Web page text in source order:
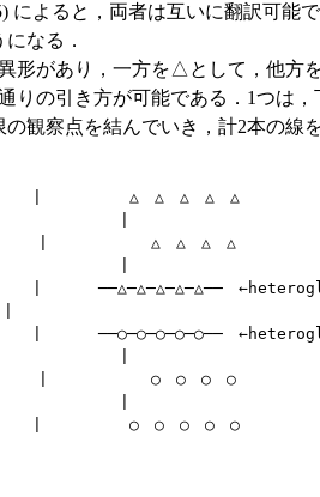
によると，両者は互いに翻訳可
なる．
形があり，一方を△として，他方
りの引き方が可能である．1つは
観察点を結んでいき，計2本の線
　　　　△　△　△　△　△
　　　　　△　△　△　△
　　──△─△─△─△─△──　
　　──○─○─○─○─○──　
　　　　　○　○　○　○